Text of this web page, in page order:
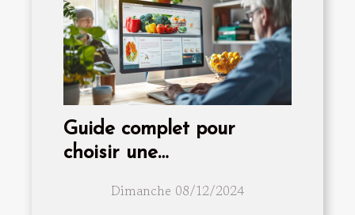
Guide complet pour
choisir une
adaptée aux seniors
Dimanche 08/12/2024